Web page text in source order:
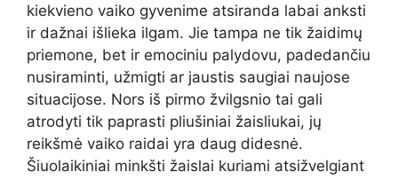
kiekvieno vaiko gyvenime atsiranda labai anksti
ir dažnai išlieka ilgam. Jie tampa ne tik žaidimų
priemone, bet ir emociniu palydovu, padedančiu
nusiraminti, užmigti ar jaustis saugiai naujose
situacijose. Nors iš pirmo žvilgsnio tai gali
atrodyti tik paprasti pliušiniai žaisliukai, jų
reikšmė vaiko raidai yra daug didesnė.
Šiuolaikiniai minkšti žaislai kuriami atsižvelgiant